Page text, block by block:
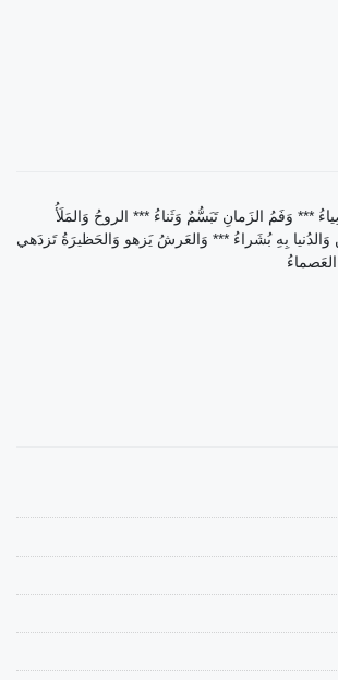
*** وَفَمُ الزَمانِ تَبَسُّمٌ وَثَناءُ *** الروحُ وَالمَلَأُ
وَالدُنيا بِهِ بُشَراءُ *** وَالعَرشُ يَزهو وَالحَظيرَةُ تَزدَهي